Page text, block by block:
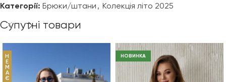
Категорії: Брюки/штани , Колекція літо 2025
Супутні товари
Н
Е
М
А
Є
НОВИНКА